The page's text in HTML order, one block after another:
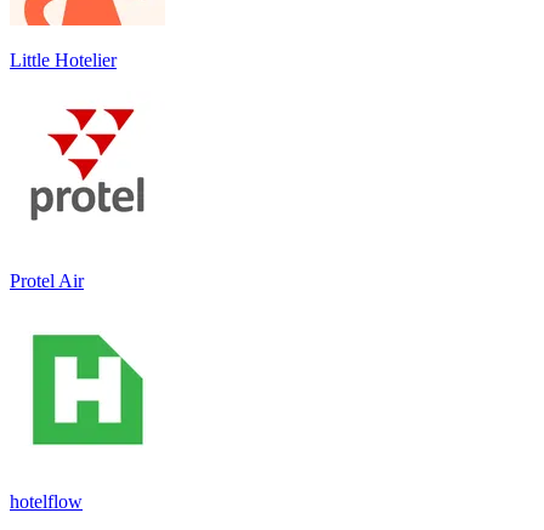
Little Hotelier
Protel Air
hotelflow